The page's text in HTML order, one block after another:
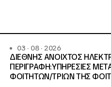
03 · 08 · 2026
ΔΙΕΘΝΗΣ ΑΝΟΙΧΤΟΣ
ΠΕΡΙΓΡΑΦΗ:ΥΠΗΡΕΣΙΕΣ
ΦΟΙΤΗΤΩΝ/ΤΡΙΩΝ ΤΗΣ